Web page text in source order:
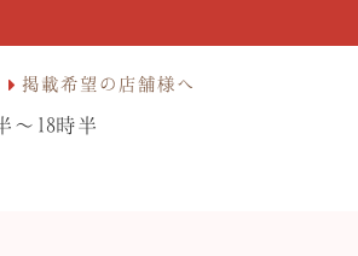
掲載希望の店舗様へ
18時半